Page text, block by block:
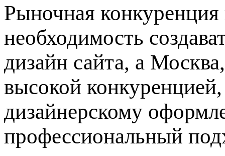
Рыночная
необходимость
дизайн сайта, а
высокой
дизайнерскому
профессиональный